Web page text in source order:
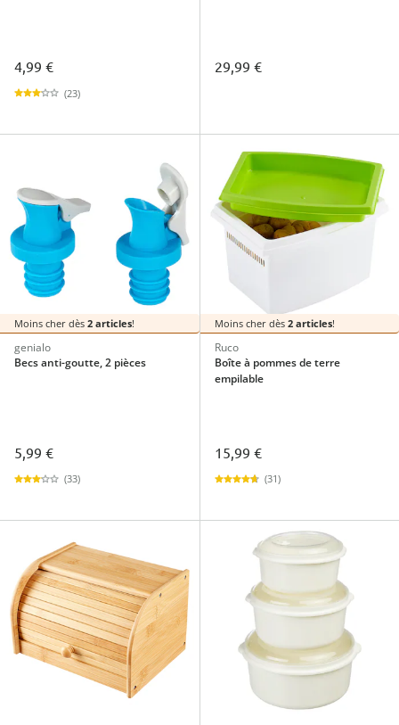
4,99 €
(23)
29,99 €
Moins cher dès 2 articles!
genialo
Becs anti-goutte, 2 pièces
5,99 €
(33)
Moins cher dès 2 articles!
Ruco
Boîte à pommes de terre
empilable
15,99 €
(31)